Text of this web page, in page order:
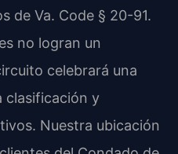
de Va. Code § 20-91.
no logran un
celebrará una
clasificación y
Nuestra ubicación